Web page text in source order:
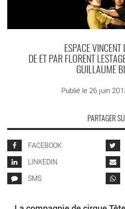
ESPACE VINCENT
DE ET PAR FLORENT
GUILLAUME
Publié le 26 juin
PARTAGER
FACEBOOK
LINKEDIN
SMS